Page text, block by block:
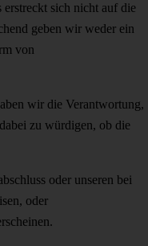
erstreckt sich nicht auf die
geben wir weder ein
von
wir die Verantwortung,
zu würdigen, ob die
oder unseren bei
oder